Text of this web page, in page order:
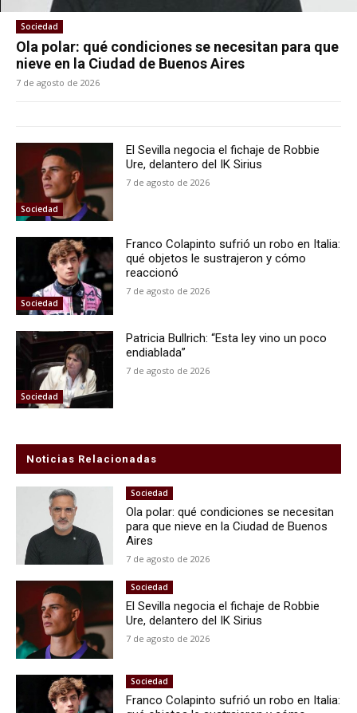
Sociedad
Ola polar: qué condiciones se necesitan para que
nieve en la Ciudad de Buenos Aires
7 de agosto de 2026
Sociedad
El Sevilla negocia el fichaje de Robbie
Ure, delantero del IK Sirius
7 de agosto de 2026
Sociedad
Franco Colapinto sufrió un robo en Italia:
qué objetos le sustrajeron y cómo
reaccionó
7 de agosto de 2026
Sociedad
Patricia Bullrich: “Esta ley vino un poco
endiablada”
7 de agosto de 2026
Noticias Relacionadas
Sociedad
Ola polar: qué condiciones se necesitan
para que nieve en la Ciudad de Buenos
Aires
7 de agosto de 2026
Sociedad
El Sevilla negocia el fichaje de Robbie
Ure, delantero del IK Sirius
7 de agosto de 2026
Sociedad
Franco Colapinto sufrió un robo en Italia: